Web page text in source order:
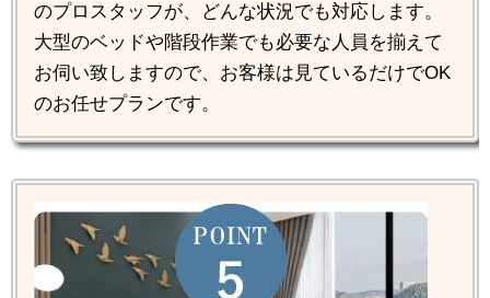
のプロスタッフが、どんな状況でも対応します。
大型のベッドや階段作業でも必要な人員を揃えて
お伺い致しますので、お客様は見ているだけでOK
のお任せプランです。